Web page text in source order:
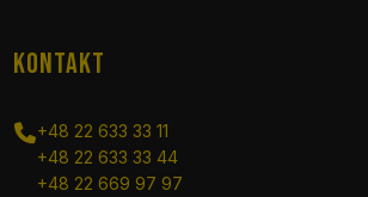
KONTAKT
+48 22 633 33 11
+48 22 633 33 44
+48 22 669 97 97